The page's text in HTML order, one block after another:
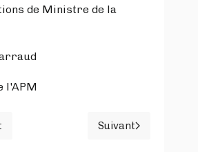
de Ministre de la
l'APM
précédent : La robe noire ne fait pas
Article suivant :
Suivant